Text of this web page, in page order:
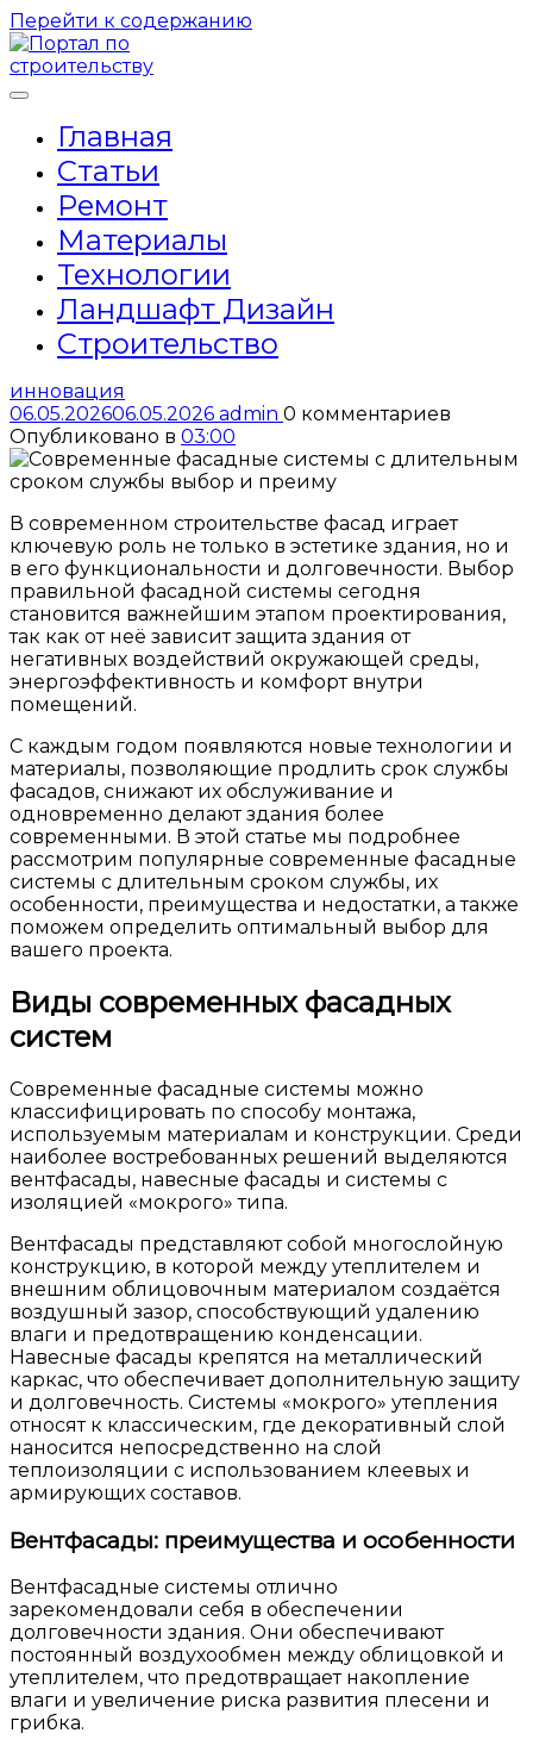
Перейти к содержанию
Главная
Статьи
Ремонт
Материалы
Технологии
Ландшафт Дизайн
Строительство
инновация
06.05.202606.05.2026 admin 0 комментариев
Опубликовано в 03:00
В современном строительстве фасад играет
ключевую роль не только в эстетике здания, но и
в его функциональности и долговечности. Выбор
правильной фасадной системы сегодня
становится важнейшим этапом проектирования,
так как от неё зависит защита здания от
негативных воздействий окружающей среды,
энергоэффективность и комфорт внутри
помещений.
С каждым годом появляются новые технологии и
материалы, позволяющие продлить срок службы
фасадов, снижают их обслуживание и
одновременно делают здания более
современными. В этой статье мы подробнее
рассмотрим популярные современные фасадные
системы с длительным сроком службы, их
особенности, преимущества и недостатки, а также
поможем определить оптимальный выбор для
вашего проекта.
Виды современных фасадных
систем
Современные фасадные системы можно
классифицировать по способу монтажа,
используемым материалам и конструкции. Среди
наиболее востребованных решений выделяются
вентфасады, навесные фасады и системы с
изоляцией «мокрого» типа.
Вентфасады представляют собой многослойную
конструкцию, в которой между утеплителем и
внешним облицовочным материалом создаётся
воздушный зазор, способствующий удалению
влаги и предотвращению конденсации.
Навесные фасады крепятся на металлический
каркас, что обеспечивает дополнительную защиту
и долговечность. Системы «мокрого» утепления
относят к классическим, где декоративный слой
наносится непосредственно на слой
теплоизоляции с использованием клеевых и
армирующих составов.
Вентфасады: преимущества и особенности
Вентфасадные системы отлично
зарекомендовали себя в обеспечении
долговечности здания. Они обеспечивают
постоянный воздухообмен между облицовкой и
утеплителем, что предотвращает накопление
влаги и увеличение риска развития плесени и
грибка.